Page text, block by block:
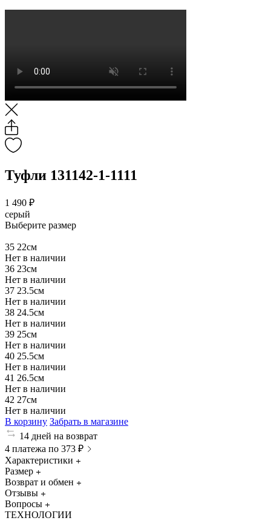
Туфли 131142-1-1111
1 490 ₽
серый
Выберите размер
35 22см
Нет в наличии
36 23см
Нет в наличии
37 23.5см
Нет в наличии
38 24.5см
Нет в наличии
39 25см
Нет в наличии
40 25.5см
Нет в наличии
41 26.5см
Нет в наличии
42 27см
Нет в наличии
В корзину Забрать в магазине
14 дней на возврат
4 платежа по 373 ₽
Характеристики
Размер
Возврат и обмен
Отзывы
Вопросы
ТЕХНОЛОГИИ